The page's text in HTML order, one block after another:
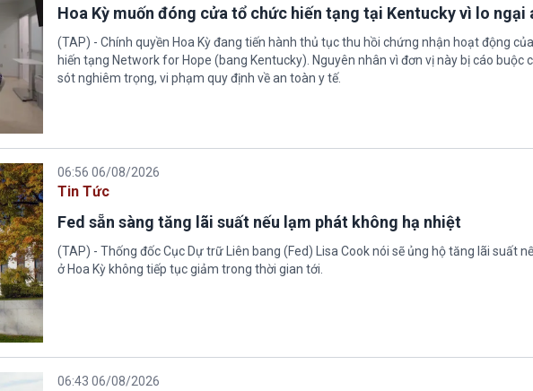
Hoa Kỳ muốn đóng cửa tổ chức hiến tạng tại Kentucky vì lo ngại
(TAP) - Chính quyền Hoa Kỳ đang tiến hành thủ tục thu hồi chứng nhận hoạt động
hiến tạng Network for Hope (bang Kentucky). Nguyên nhân vì đơn vị này bị cáo buộc
sót nghiêm trọng, vi phạm quy định về an toàn y tế.
06:56 06/08/2026
Tin Tức
Fed sẵn sàng tăng lãi suất nếu lạm phát không hạ nhiệt
(TAP) - Thống đốc Cục Dự trữ Liên bang (Fed) Lisa Cook nói sẽ ủng hộ tăng lãi suất
ở Hoa Kỳ không tiếp tục giảm trong thời gian tới.
06:43 06/08/2026